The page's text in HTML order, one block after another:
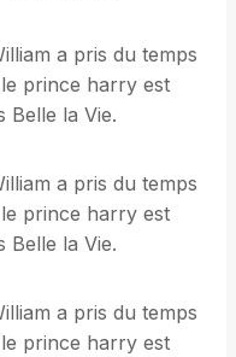
a pris du temps
prince harry est
Belle la Vie.
a pris du temps
prince harry est
Belle la Vie.
a pris du temps
prince harry est